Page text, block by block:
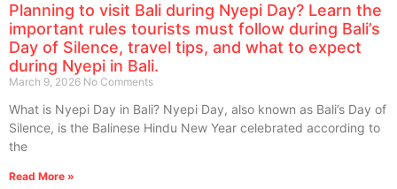
Planning to visit Bali during Nyepi Day? Learn the
important rules tourists must follow during Bali’s
Day of Silence, travel tips, and what to expect
during Nyepi in Bali.
March 9, 2026 No Comments
What is Nyepi Day in Bali? Nyepi Day, also known as Bali’s Day of
Silence, is the Balinese Hindu New Year celebrated according to
the
Read More »